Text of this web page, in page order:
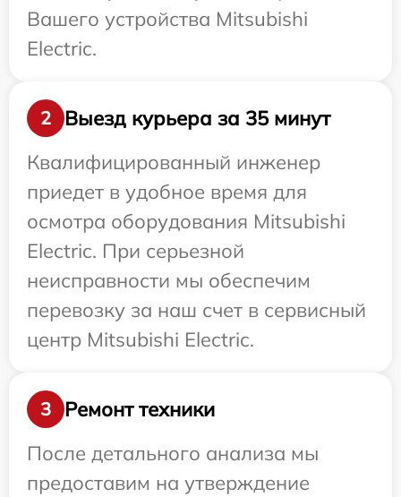
Вашего устройства Mitsubishi
Electric.
2
Выезд курьера за 35 минут
Квалифицированный инженер
приедет в удобное время для
осмотра оборудования Mitsubishi
Electric. При серьезной
неисправности мы обеспечим
перевозку за наш счет в сервисный
центр Mitsubishi Electric.
3
Ремонт техники
После детального анализа мы
предоставим на утверждение